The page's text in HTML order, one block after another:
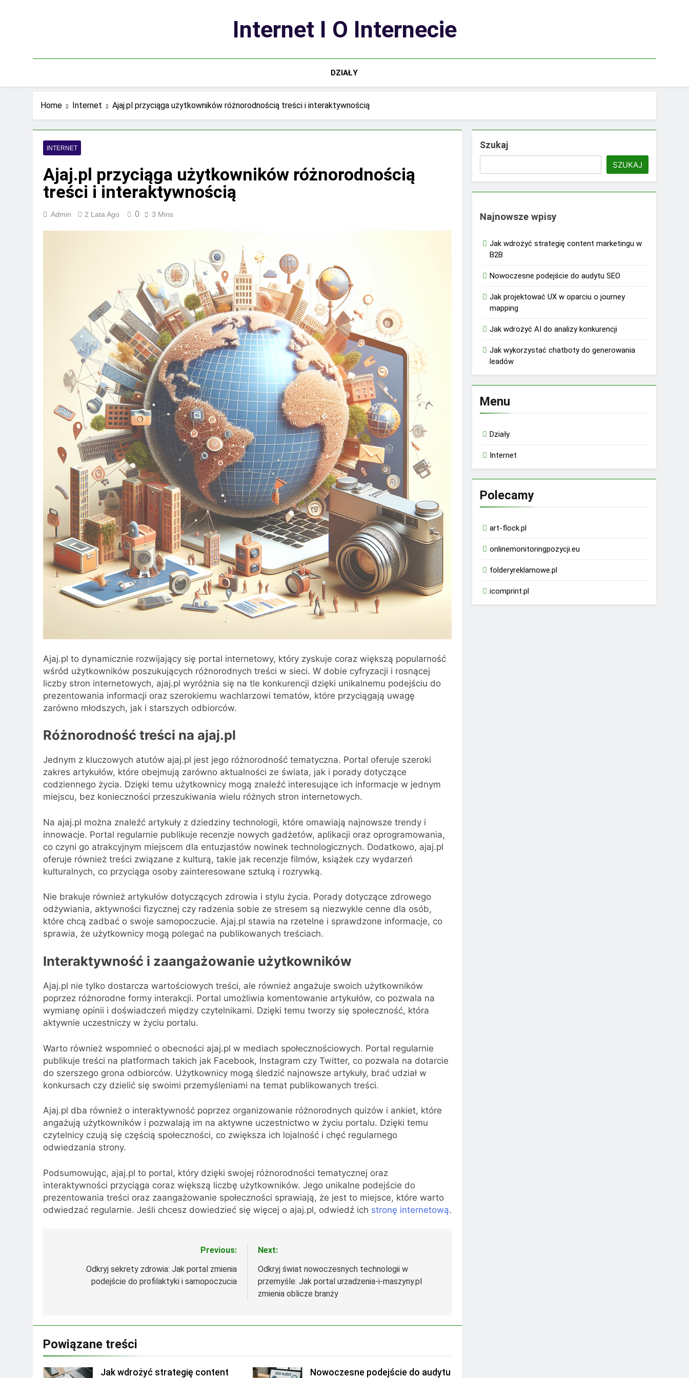
Internet I O Internecie
DZIAŁY
Home Internet Ajaj.pl przyciąga użytkowników różnorodnością treści i interaktywnością
INTERNET
Ajaj.pl przyciąga użytkowników różnorodnością
treści i interaktywnością
Admin 2 Lata Ago 0 3 Mins
Ajaj.pl to dynamicznie rozwijający się portal internetowy, który zyskuje coraz większą popularność
wśród użytkowników poszukujących różnorodnych treści w sieci. W dobie cyfryzacji i rosnącej
liczby stron internetowych, ajaj.pl wyróżnia się na tle konkurencji dzięki unikalnemu podejściu do
prezentowania informacji oraz szerokiemu wachlarzowi tematów, które przyciągają uwagę
zarówno młodszych, jak i starszych odbiorców.
Różnorodność treści na ajaj.pl
Jednym z kluczowych atutów ajaj.pl jest jego różnorodność tematyczna. Portal oferuje szeroki
zakres artykułów, które obejmują zarówno aktualności ze świata, jak i porady dotyczące
codziennego życia. Dzięki temu użytkownicy mogą znaleźć interesujące ich informacje w jednym
miejscu, bez konieczności przeszukiwania wielu różnych stron internetowych.
Na ajaj.pl można znaleźć artykuły z dziedziny technologii, które omawiają najnowsze trendy i
innowacje. Portal regularnie publikuje recenzje nowych gadżetów, aplikacji oraz oprogramowania,
co czyni go atrakcyjnym miejscem dla entuzjastów nowinek technologicznych. Dodatkowo, ajaj.pl
oferuje również treści związane z kulturą, takie jak recenzje filmów, książek czy wydarzeń
kulturalnych, co przyciąga osoby zainteresowane sztuką i rozrywką.
Nie brakuje również artykułów dotyczących zdrowia i stylu życia. Porady dotyczące zdrowego
odżywiania, aktywności fizycznej czy radzenia sobie ze stresem są niezwykle cenne dla osób,
które chcą zadbać o swoje samopoczucie. Ajaj.pl stawia na rzetelne i sprawdzone informacje, co
sprawia, że użytkownicy mogą polegać na publikowanych treściach.
Interaktywność i zaangażowanie użytkowników
Ajaj.pl nie tylko dostarcza wartościowych treści, ale również angażuje swoich użytkowników
poprzez różnorodne formy interakcji. Portal umożliwia komentowanie artykułów, co pozwala na
wymianę opinii i doświadczeń między czytelnikami. Dzięki temu tworzy się społeczność, która
aktywnie uczestniczy w życiu portalu.
Warto również wspomnieć o obecności ajaj.pl w mediach społecznościowych. Portal regularnie
publikuje treści na platformach takich jak Facebook, Instagram czy Twitter, co pozwala na dotarcie
do szerszego grona odbiorców. Użytkownicy mogą śledzić najnowsze artykuły, brać udział w
konkursach czy dzielić się swoimi przemyśleniami na temat publikowanych treści.
Ajaj.pl dba również o interaktywność poprzez organizowanie różnorodnych quizów i ankiet, które
angażują użytkowników i pozwalają im na aktywne uczestnictwo w życiu portalu. Dzięki temu
czytelnicy czują się częścią społeczności, co zwiększa ich lojalność i chęć regularnego
odwiedzania strony.
Podsumowując, ajaj.pl to portal, który dzięki swojej różnorodności tematycznej oraz
interaktywności przyciąga coraz większą liczbę użytkowników. Jego unikalne podejście do
prezentowania treści oraz zaangażowanie społeczności sprawiają, że jest to miejsce, które warto
odwiedzać regularnie. Jeśli chcesz dowiedzieć się więcej o ajaj.pl, odwiedź ich stronę internetową.
Previous:
Odkryj sekrety zdrowia: Jak portal zmienia
podejście do profilaktyki i samopoczucia
Next:
Odkryj świat nowoczesnych technologii w
przemyśle: Jak portal urzadzenia-i-maszyny.pl
zmienia oblicze branży
Powiązane treści
Jak wdrożyć strategię content Nowoczesne podejście do audytu
Szukaj
SZUKAJ
Najnowsze wpisy
Jak wdrożyć strategię content marketingu w
B2B
Nowoczesne podejście do audytu SEO
Jak projektować UX w oparciu o journey
mapping
Jak wdrożyć AI do analizy konkurencji
Jak wykorzystać chatboty do generowania
leadów
Menu
Działy
Internet
Polecamy
art-flock.pl
onlinemonitoringpozycji.eu
folderyreklamowe.pl
icomprint.pl